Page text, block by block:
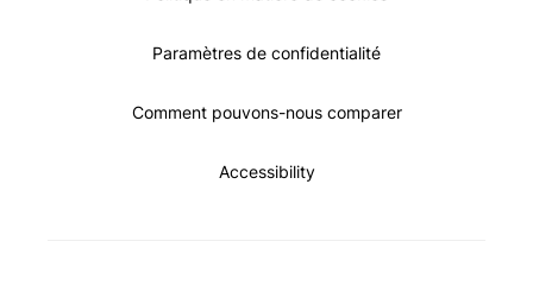
Paramètres de confidentialité
Comment pouvons-nous comparer
Accessibility